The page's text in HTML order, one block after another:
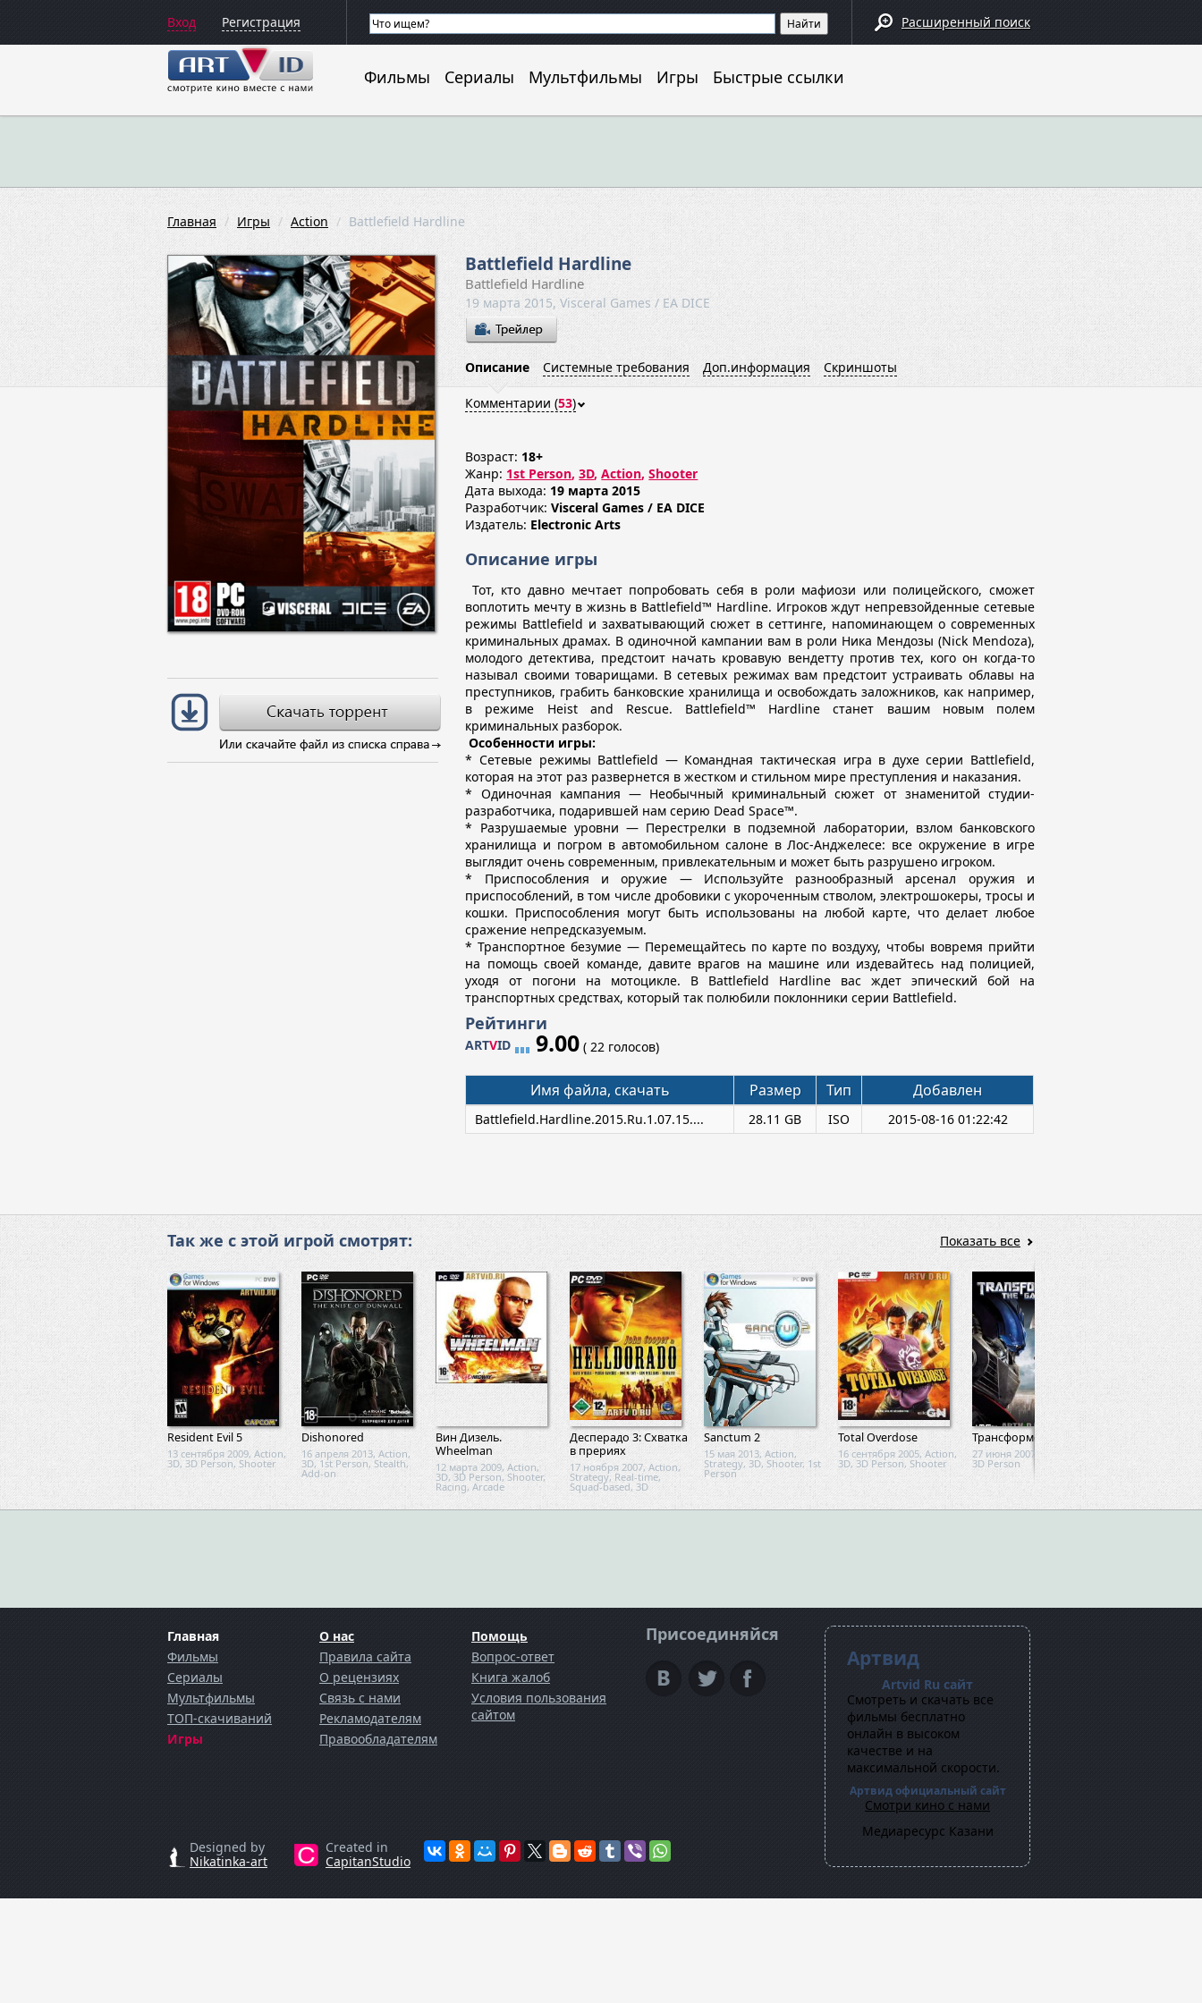
Вход Регистрация Расширенный поиск
Фильмы Сериалы Мультфильмы Игры Быстрые ссылки
Главная Игры Action Battlefield Hardline
Battlefield Hardline
Battlefield Hardline
19 марта 2015, Visceral Games / EA DICE
Описание Cистемные требования Доп.информация Cкриншоты
Комментарии (53)
Возраст: 18+
Жанр: 1st Person,3D,Action,Shooter
Дата выхода: 19 марта 2015
Разработчик:Visceral Games / EA DICE
Издатель: Electronic Arts
Описание игры
Тот, кто давно мечтает попробовать себя в роли мафиози или полицейского, сможет
воплотить мечту в жизнь в Battlefield™ Hardline. Игроков ждут непревзойденные сетевые
режимы Battlefield и захватывающий сюжет в сеттинге, напоминающем о современных
криминальных драмах. В одиночной кампании вам в роли Ника Мендозы (Nick Mendoza),
молодого детектива, предстоит начать кровавую вендетту против тех, кого он когда-то
называл своими товарищами. В сетевых режимах вам предстоит устраивать облавы на
преступников, грабить банковские хранилища и освобождать заложников, как например,
в режиме Heist and Rescue. Battlefield™ Hardline станет вашим новым полем
криминальных разборок.
Особенности игры:
* Сетевые режимы Battlefield — Командная тактическая игра в духе серии Battlefield,
которая на этот раз развернется в жестком и стильном мире преступления и наказания.
* Одиночная кампания — Необычный криминальный сюжет от знаменитой студии-
разработчика, подарившей нам серию Dead Space™.
* Разрушаемые уровни — Перестрелки в подземной лаборатории, взлом банковского
хранилища и погром в автомобильном салоне в Лос-Анджелесе: все окружение в игре
выглядит очень современным, привлекательным и может быть разрушено игроком.
* Приспособления и оружие — Используйте разнообразный арсенал оружия и
приспособлений, в том числе дробовики с укороченным стволом, электрошокеры, тросы и
кошки. Приспособления могут быть использованы на любой карте, что делает любое
сражение непредсказуемым.
* Транспортное безумие — Перемещайтесь по карте по воздуху, чтобы вовремя прийти
на помощь своей команде, давите врагов на машине или издевайтесь над полицией,
уходя от погони на мотоцикле. В Battlefield Hardline вас ждет эпический бой на
транспортных средствах, который так полюбили поклонники серии Battlefield.
Рейтинги
ARTVID 9.00 (22 голосов)
Имя файла, скачать Размер Тип Добавлен
Battlefield.Hardline.2015.Ru.1.07.15.... 28.11 GB ISO 2015-08-16 01:22:42
Так же с этой игрой смотрят: Показать все
Resident Evil 5
13 сентября 2009, Action,
3D, 3D Person, Shooter
Dishonored
16 апреля 2013, Action,
3D, 1st Person, Stealth,
Add-on
Вин Дизель.
Wheelman
12 марта 2009, Action,
3D, 3D Person, Shooter,
Racing, Arcade
Десперадо 3: Схватка
в прериях
17 ноября 2007, Action,
Strategy, Real-time,
Squad-based, 3D
Sanctum 2
15 мая 2013, Action,
Strategy, 3D, Shooter, 1st
Person
Total Overdose
16 сентября 2005, Action,
3D, 3D Person, Shooter
Трансформеры
27 июня 2007, Action, 3D,
3D Person 3D Person, Shooter
Главная
Фильмы
Сериалы
Мультфильмы
ТОП-скачиваний
Игры
О нас
Правила сайта
О рецензиях
Cвязь с нами
Рекламодателям
Правообладателям
Помощь
Вопрос-ответ
Книга жалоб
Условия пользования
сайтом
Присоединяйся
Артвид
Artvid Ru сайт
Cмотреть и скачать все
фильмы бесплатно
онлайн в высоком
качестве и на
максимальной скорости.
Артвид официальный сайт
Смотри кино с нами
Медиаресурс Казани
Designed by
Nikatinka-art
Created in
CapitanStudio